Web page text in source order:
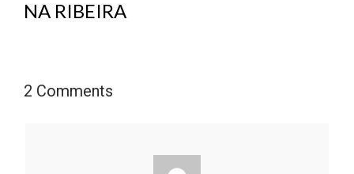
NA RIBEIRA
2 Comments